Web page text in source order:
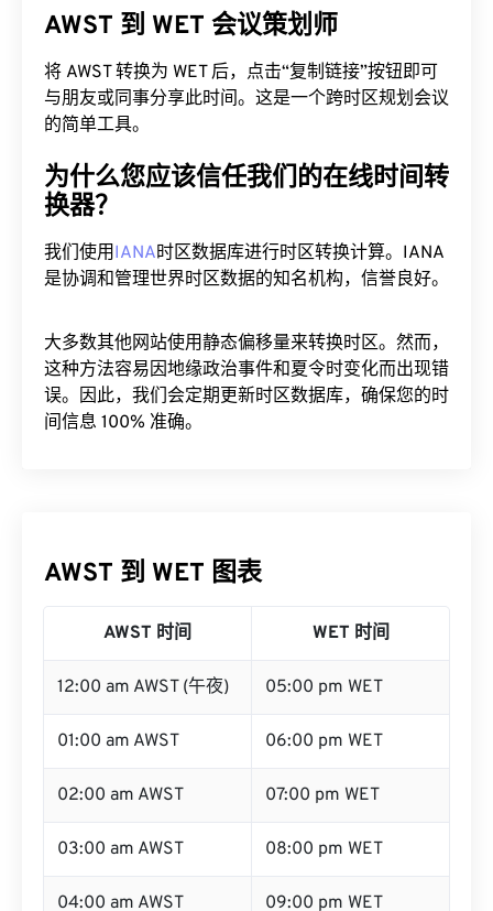
AWST 到 WET 会议策划师
将 AWST 转换为 WET 后，点击“复制链接”按钮即可
与朋友或同事分享此时间。这是一个跨时区规划会议
的简单工具。
为什么您应该信任我们的在线时间转
换器？
我们使用IANA时区数据库进行时区转换计算。IANA
是协调和管理世界时区数据的知名机构，信誉良好。
大多数其他网站使用静态偏移量来转换时区。然而，
这种方法容易因地缘政治事件和夏令时变化而出现错
误。因此，我们会定期更新时区数据库，确保您的时
间信息 100% 准确。
AWST 到 WET 图表
AWST 时间 WET 时间
12:00 am AWST (午夜) 05:00 pm WET
01:00 am AWST 06:00 pm WET
02:00 am AWST 07:00 pm WET
03:00 am AWST 08:00 pm WET
04:00 am AWST 09:00 pm WET